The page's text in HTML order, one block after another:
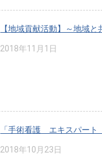
【地域貢献活動】～地域
2018年11月1日
「手術看護 エキスパー
2018年10月23日